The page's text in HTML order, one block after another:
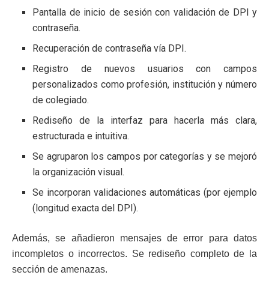
Pantalla de inicio de sesión con validación de DPI y
contraseña.
Recuperación de contraseña vía DPI.
Registro de nuevos usuarios con campos
personalizados como profesión, institución y número
de colegiado.
Rediseño de la interfaz para hacerla más clara,
estructurada e intuitiva.
Se agruparon los campos por categorías y se mejoró
la organización visual.
Se incorporan validaciones automáticas (por ejemplo
(longitud exacta del DPI).
Además, se añadieron mensajes de error para datos
incompletos o incorrectos. Se rediseño completo de la
sección de amenazas.